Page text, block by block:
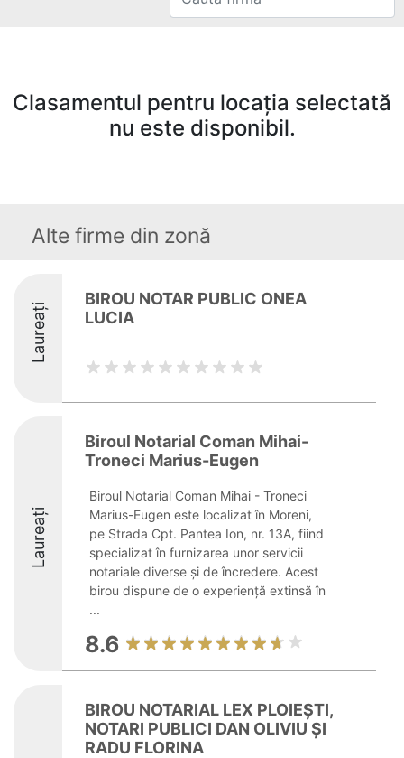
Clasamentul pentru locația selectată
nu este disponibil.
Alte firme din zonă
Laureați
BIROU NOTAR PUBLIC ONEA
LUCIA
Laureați
Biroul Notarial Coman Mihai-
Troneci Marius-Eugen
Biroul Notarial Coman Mihai - Troneci
Marius-Eugen este localizat în Moreni,
pe Strada Cpt. Pantea Ion, nr. 13A, fiind
specializat în furnizarea unor servicii
notariale diverse și de încredere. Acest
birou dispune de o experiență extinsă în
...
8.6
BIROU NOTARIAL LEX PLOIEŞTI,
NOTARI PUBLICI DAN OLIVIU ŞI
RADU FLORINA